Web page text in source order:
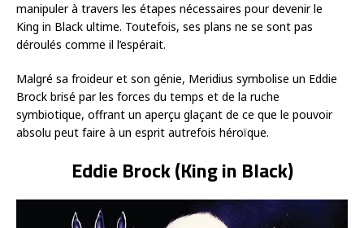
manipuler à travers les étapes nécessaires pour devenir le
King in Black ultime. Toutefois, ses plans ne se sont pas
déroulés comme il l’espérait.
Malgré sa froideur et son génie, Meridius symbolise un Eddie
Brock brisé par les forces du temps et de la ruche
symbiotique, offrant un aperçu glaçant de ce que le pouvoir
absolu peut faire à un esprit autrefois héroïque.
Eddie Brock (King in Black)